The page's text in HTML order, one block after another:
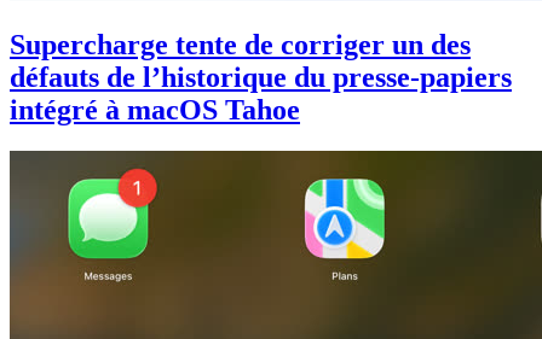
Supercharge tente de corriger un des
défauts de l’historique du presse-papiers
intégré à macOS Tahoe